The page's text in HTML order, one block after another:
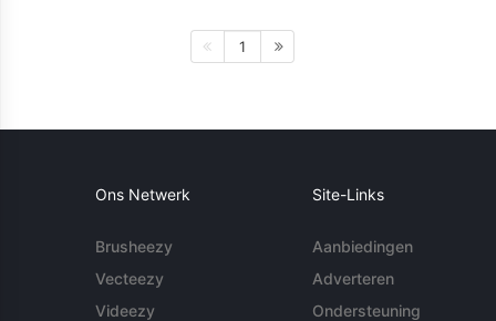
1
Ons Netwerk
Brusheezy
Vecteezy
Videezy
Site-Links
Aanbiedingen
Adverteren
Ondersteuning